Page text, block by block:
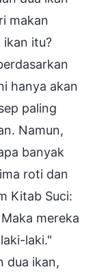
makan
ikan itu?
hanya akan
paling
Namun,
banyak
roti dan
Kitab Suci:
mereka
laki."
dua ikan,